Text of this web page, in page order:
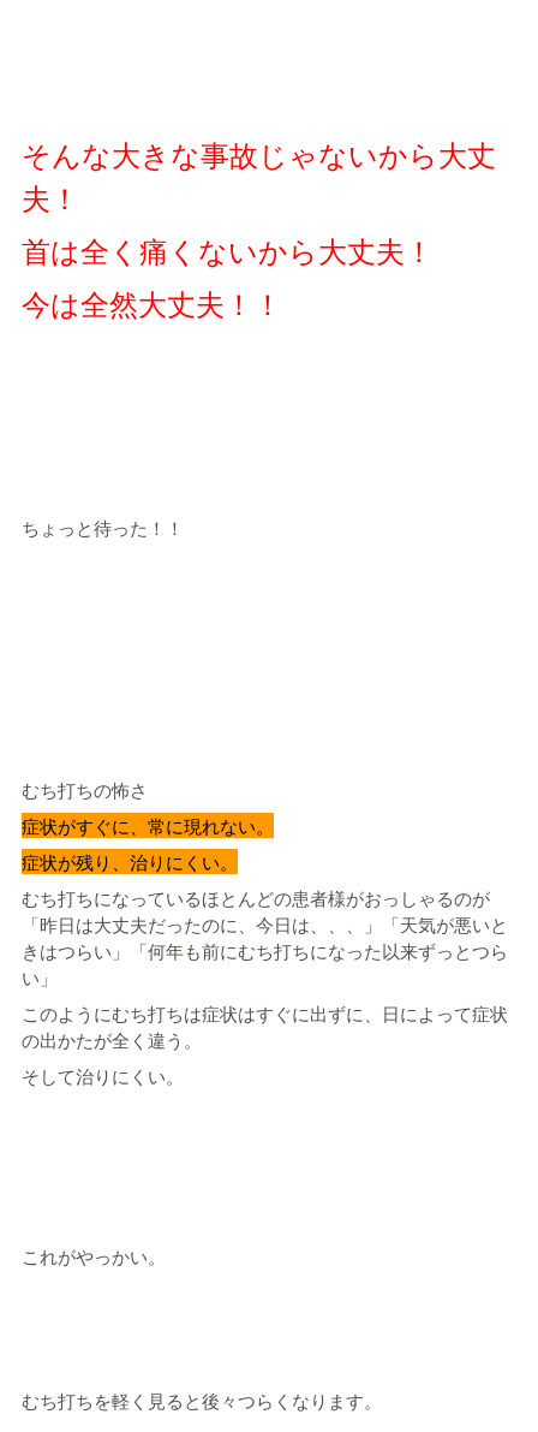
そんな大きな事故じゃないから大丈
夫！
首は全く痛くないから大丈夫！
今は全然大丈夫！！
ちょっと待った！！
むち打ちの怖さ
症状がすぐに、常に現れない。
症状が残り、治りにくい。
むち打ちになっているほとんどの患者様がおっしゃるのが
「昨日は大丈夫だったのに、今日は、、、」「天気が悪いと
きはつらい」「何年も前にむち打ちになった以来ずっとつら
い」
このようにむち打ちは症状はすぐに出ずに、日によって症状
の出かたが全く違う。
そして治りにくい。
これがやっかい。
むち打ちを軽く見ると後々つらくなります。